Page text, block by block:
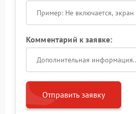
Комментарий к заявке:
Отправить заявку